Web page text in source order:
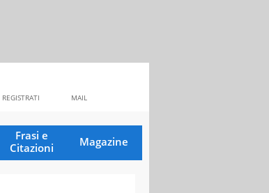
MAIL
REGISTRATI
Frasi e
Citazioni
Magazine